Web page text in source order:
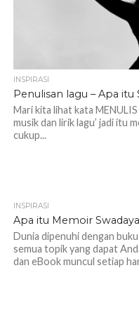
INSPIRASI
Penulisan lagu – Apa itu
Mari kita lihat kata
musik dan lirik lagu’ jadi itu
cukup...
INSPIRASI
Apa itu Memoir
Dunia dipenuhi dengan
semua topik yang dapat
dan eBook muncul setiap